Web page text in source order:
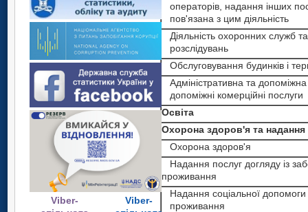
Viber-
Viber-
операторів, надання інших
пов'язана з цим діяльність
Діяльність охоронних служб
розслідувань
Обслуговування будинків і
Адміністративна та допоміжна
допоміжні комерційні послуги
Освіта
Охорона здоров'я та надання
Охорона здоров'я
Надання послуг догляду із
проживання
Надання соціальної
проживання
діяльність
Надання інформаційних послуг
Операції з нерухомим
Професійна, наукова та
діяльність
Діяльність у сферах права та
бухгалтерського обліку
Діяльність головних управлінь
(хед-офісів); консультування з
питань керування
Діяльність у сферах
інжинірингу; технічні
та дослідження
Наукові дослідження та
діяльність
Ветеринарна
діяльність
Діяльність у
сфері
та
наукова та
діяльність
Ветеринарна
діяльність
Діяльність у
сфері
та
інжинірингу;
технічні
випробування та
дослідження
Наукові
дослідження та
розробки
Рекламна
діяльність і
дослідження
кон'юнктури ринку
Інша професійна,
наукова та технічна
діяльність
74
Ветеринарна